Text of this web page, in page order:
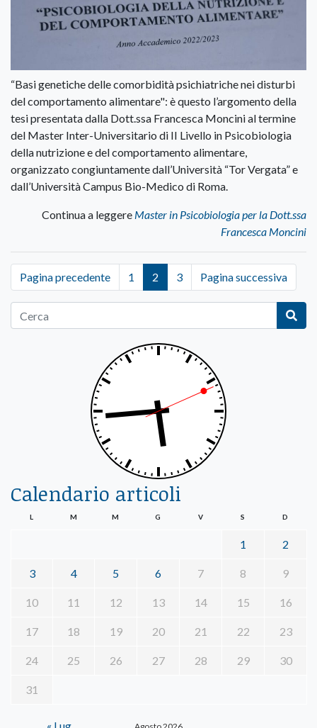
“Basi genetiche delle comorbidità psichiatriche nei disturbi
del comportamento alimentare": è questo l’argomento della
tesi presentata dalla Dott.ssa Francesca Moncini al termine
del Master Inter-Universitario di II Livello in Psicobiologia
della nutrizione e del comportamento alimentare,
organizzato congiuntamente dall’Università “Tor Vergata” e
dall’Università Campus Bio-Medico di Roma.
Continua a leggere Master in Psicobiologia per la Dott.ssa
Francesca Moncini
Pagina precedente 1 2 3 Pagina successiva
Calendario articoli
L M M G V S D
1 2
3 4 5 6 7 8 9
10 11 12 13 14 15 16
17 18 19 20 21 22 23
24 25 26 27 28 29 30
31